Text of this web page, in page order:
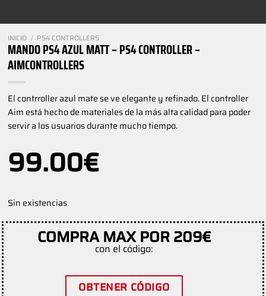
INICIO / PS4 CONTROLLERS
MANDO PS4 AZUL MATT – PS4 CONTROLLER –
AIMCONTROLLERS
El contrroller azul mate se ve elegante y refinado. El controller
Aim está hecho de materiales de la más alta calidad para poder
servir a los usuarios durante mucho tiempo.
99.00€
Sin existencias
COMPRA MAX POR 209€
con el código:
OBTENER CÓDIGO